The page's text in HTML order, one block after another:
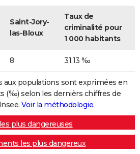
Saint-Jory-
las-Bloux
Taux de
criminalité pour
1 000 habitants
8 31,13 ‰
aux populations sont exprimées en
(‰) selon les dernièrs chiffres de
Voir la méthodologie.
plus dangereuses
les plus dangereux